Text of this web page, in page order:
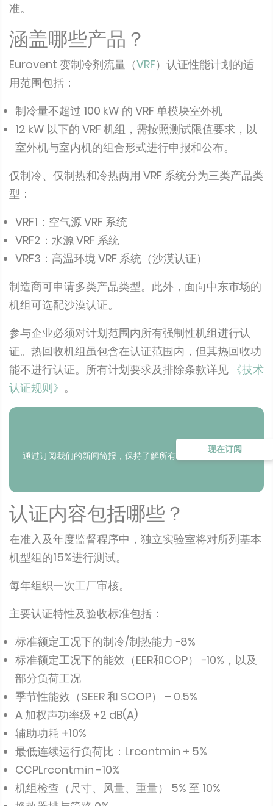
准。
涵盖哪些产品？
Eurovent 变制冷剂流量（VRF）认证性能计划的适
用范围包括：
制冷量不超过 100 kW 的 VRF 单模块室外机
12 kW 以下的 VRF 机组，需按照测试限值要求，以
室外机与室内机的组合形式进行申报和公布。
仅制冷、仅制热和冷热两用 VRF 系统分为三类产品类
型：
VRF1：空气源 VRF 系统
VRF2：水源 VRF 系统
VRF3：高温环境 VRF 系统（沙漠认证）
制造商可申请多类产品类型。此外，面向中东市场的
机组可选配沙漠认证。
参与企业必须对计划范围内所有强制性机组进行认
证。热回收机组虽包含在认证范围内，但其热回收功
能不进行认证。所有计划要求及排除条款详见 《技术
认证规则》 。
通过订阅我们的新闻简报，保持了解所有更新
现在订阅
认证内容包括哪些？
在准入及年度监督程序中，独立实验室将对所列基本
机型组的15%进行测试。
每年组织一次工厂审核。
主要认证特性及验收标准包括：
标准额定工况下的制冷/制热能力 −8%
标准额定工况下的能效（EER和COP） −10%，以及
部分负荷工况
季节性能效（SEER 和 SCOP） – 0.5%
A 加权声功率级 +2 dB(A)
辅助功耗 +10%
最低连续运行负荷比：Lrcontmin + 5%
CCPLrcontmin -10%
机组检查（尺寸、风量、重量） 5% 至 10%